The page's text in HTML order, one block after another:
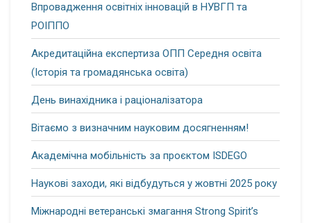
Впровадження освітніх інновацій в НУВГП та
РОІППО
Акредитаційна експертиза ОПП Середня освіта
(Історія та громадянська освіта)
День винахідника і раціоналізатора
Вітаємо з визначним науковим досягненням!
Академічна мобільність за проєктом ISDEGO
Наукові заходи, які відбудуться у жовтні 2025 року
Міжнародні ветеранські змагання Strong Spirit’s